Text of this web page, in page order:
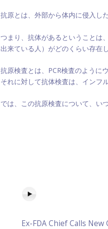
抗原とは、外部から体内に侵入し
つまり、抗体があるということは
出来ている人）がどのくらい存在
抗原検査とは、PCR検査のように
それに対して抗体検査は、インフ
では、この抗原検査について、い
Ex-FDA Chief Calls